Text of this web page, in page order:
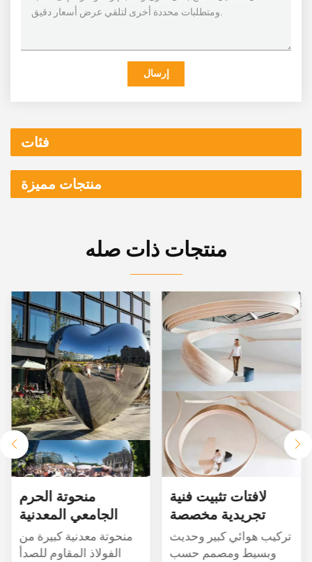
إرسال
فئات
منتجات مميزة
منتجات ذات صله
منحوتة الحرم
الجامعي المعدنية
المخصصة نحت
الحرم الجامعي الحب
منحوتة معدنية كبيرة من
الفولاذ المقاوم للصدأ
لافتات تثبيت فنية
تجريدية مخصصة
تركيب هوائي كبير وحديث
وبسيط ومصمم حسب